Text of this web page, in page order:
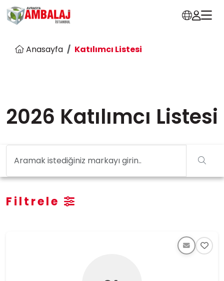
Anasayfa Katılımcı Listesi
2026 Katılımcı Listesi
Filtrele